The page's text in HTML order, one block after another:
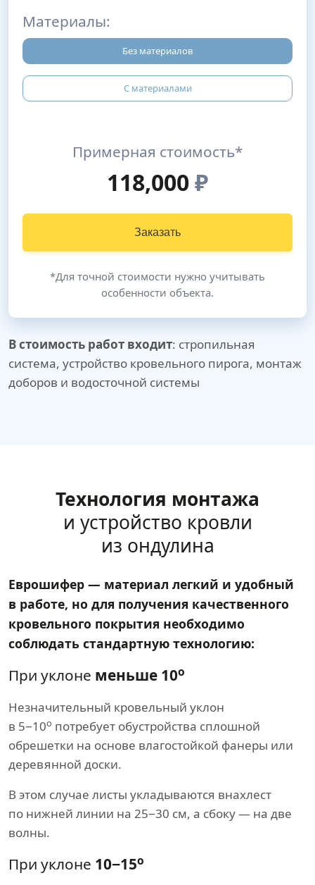
Материалы:
Без материалов
С материалами
Примерная стоимость*
118,000₽
Заказать
*Для точной стоимости нужно учитывать
особенности объекта.
В стоимость работ входит: стропильная
система, устройство кровельного пирога, монтаж
доборов и водосточной системы
Технология монтажа
и устройство кровли
из ондулина
Еврошифер — материал легкий и удобный
в работе, но для получения качественного
кровельного покрытия необходимо
соблюдать стандартную технологию:
При уклоне меньше 10о
Незначительный кровельный уклон
в 5−10о потребует обустройства сплошной
обрешетки на основе влагостойкой фанеры или
деревянной доски.
В этом случае листы укладываются внахлест
по нижней линии на 25−30 см, а сбоку — на две
волны.
При уклоне 10−15о